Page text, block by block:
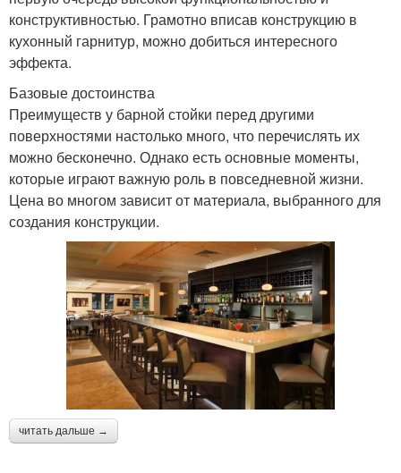
конструктивностью. Грамотно вписав конструкцию в
кухонный гарнитур, можно добиться интересного
эффекта.
Базовые достоинства
Преимуществ у барной стойки перед другими
поверхностями настолько много, что перечислять их
можно бесконечно. Однако есть основные моменты,
которые играют важную роль в повседневной жизни.
Цена во многом зависит от материала, выбранного для
создания конструкции.
читать дальше →